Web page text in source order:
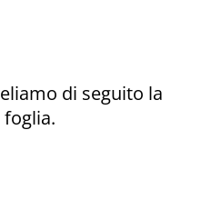
di seguito la
foglia.